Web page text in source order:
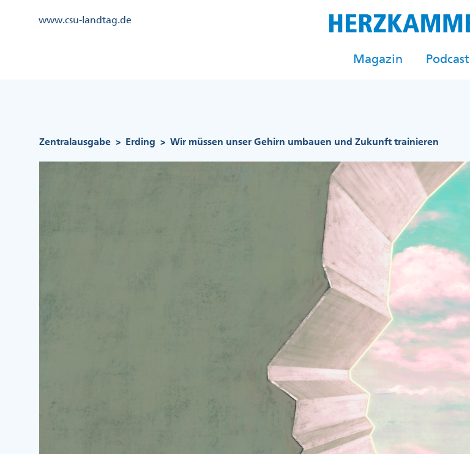
Kopfzeile
www.csu-landtag.de
Magazin Podcast
Zentralausgabe > Erding > Wir müssen unser Gehirn umbauen und Zukunft trainieren